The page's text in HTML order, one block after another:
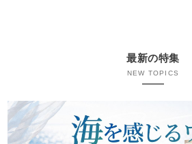
最新の特集
NEW TOPICS